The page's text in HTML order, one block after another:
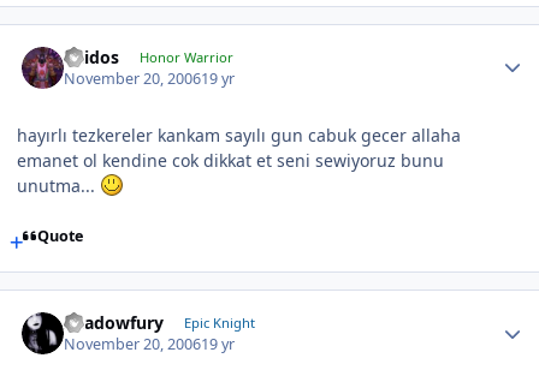
Thidos Honor Warrior
November 20, 200619 yr
hayırlı tezkereler kankam sayılı gun cabuk gecer allaha
emanet ol kendine cok dikkat et seni sewiyoruz bunu
unutma...
Quote
Shadowfury Epic Knight
November 20, 200619 yr